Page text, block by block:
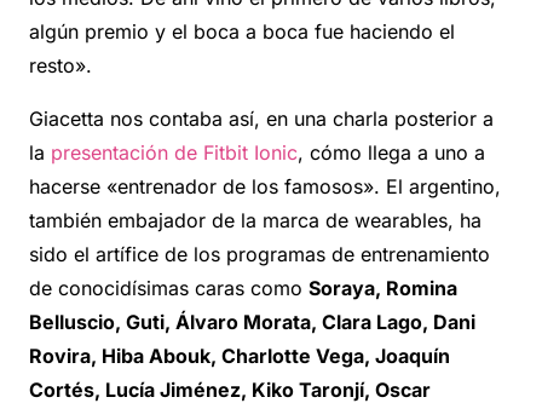
algún premio y el boca a boca fue haciendo el
resto».
Giacetta nos contaba así, en una charla posterior a
la presentación de Fitbit Ionic, cómo llega a uno a
hacerse «entrenador de los famosos». El argentino,
también embajador de la marca de wearables, ha
sido el artífice de los programas de entrenamiento
de conocidísimas caras como Soraya, Romina
Belluscio, Guti, Álvaro Morata, Clara Lago, Dani
Rovira, Hiba Abouk, Charlotte Vega, Joaquín
Cortés, Lucía Jiménez, Kiko Taronjí, Oscar